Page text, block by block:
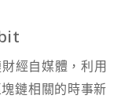
經自媒體，利用
鏈相關的時事新